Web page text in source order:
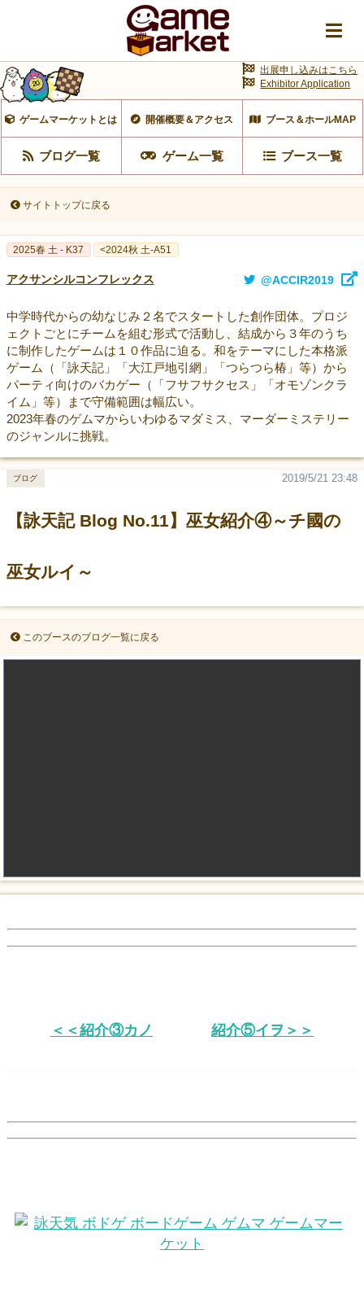
ゲームマーケットとは 開催概要＆アクセス ブース＆ホールMAP
ブログ一覧 ゲーム一覧 ブース一覧
出展申し込みはこちら
Exhibitor Application
サイトトップに戻る
2025春 土 - K37 <2024秋 土-A51
アクサンシルコンフレックス @ACCIR2019
中学時代からの幼なじみ２名でスタートした創作団体。プロジ
ェクトごとにチームを組む形式で活動し、結成から３年のうち
に制作したゲームは１０作品に迫る。和をテーマにした本格派
ゲーム（「詠天記」「大江戸地引網」「つらつら椿」等）から
パーティ向けのバカゲー（「フサフサクセス」「オモゾンクラ
イム」等）まで守備範囲は幅広い。
2023年春のゲムマからいわゆるマダミス、マーダーミステリー
のジャンルに挑戦。
【詠天記 Blog No.11】巫女紹介④～チ國の
巫女ルイ～
2019/5/21 23:48
ブログ
このブースのブログ一覧に戻る
＜＜紹介③カノ 紹介⑤イヲ＞＞